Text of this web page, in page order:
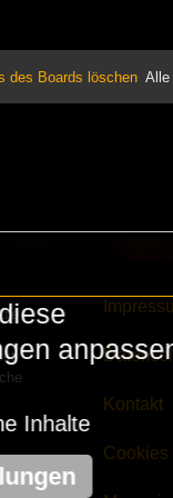
Alle
des Boards löschen
Kontakt
Cookies
Inhalte